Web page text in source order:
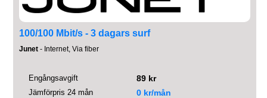
100/100 Mbit/s - 3 dagars surf
Junet - Internet, Via fiber
Engångsavgift 89 kr
Jämförpris 24 mån 0 kr/mån